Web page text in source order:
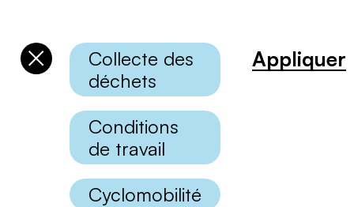
Désélectionner
les
catégories
Collecte des
déchets
Conditions
de travail
Cyclomobilité
Appliquer